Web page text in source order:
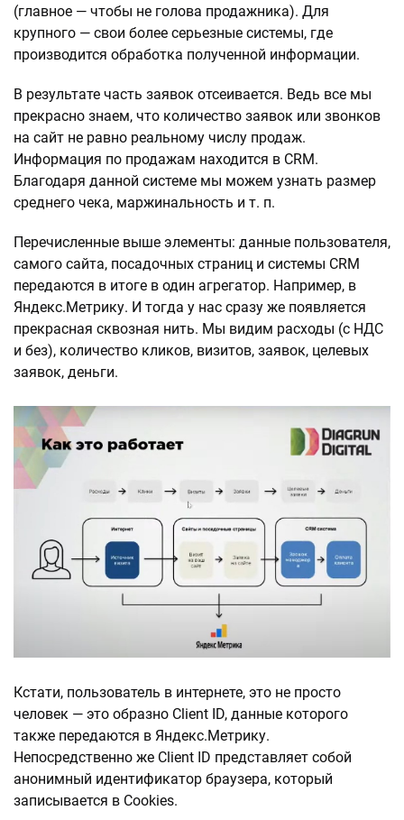
(главное — чтобы не голова продажника). Для
крупного — свои более серьезные системы, где
производится обработка полученной информации.
В результате часть заявок отсеивается. Ведь все мы
прекрасно знаем, что количество заявок или звонков
на сайт не равно реальному числу продаж.
Информация по продажам находится в CRM.
Благодаря данной системе мы можем узнать размер
среднего чека, маржинальность и т. п.
Перечисленные выше элементы: данные пользователя,
самого сайта, посадочных страниц и системы CRM
передаются в итоге в один агрегатор. Например, в
Яндекс.Метрику. И тогда у нас сразу же появляется
прекрасная сквозная нить. Мы видим расходы (с НДС
и без), количество кликов, визитов, заявок, целевых
заявок, деньги.
Кстати, пользователь в интернете, это не просто
человек — это образно Client ID, данные которого
также передаются в Яндекс.Метрику.
Непосредственно же Client ID представляет собой
анонимный идентификатор браузера, который
записывается в Cookies.